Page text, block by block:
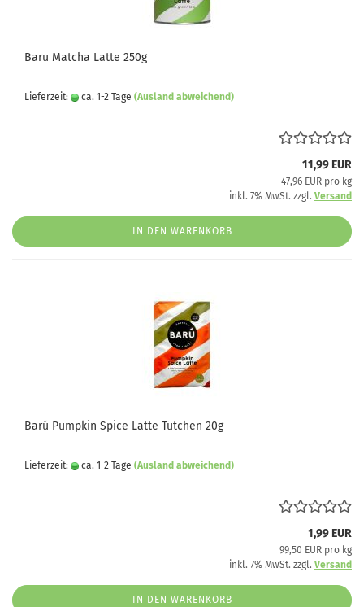
Baru Matcha Latte 250g
Lieferzeit: ca. 1-2 Tage (Ausland abweichend)
11,99 EUR
47,96 EUR pro kg
inkl. 7% MwSt. zzgl. Versand
IN DEN WARENKORB
Barú Pumpkin Spice Latte Tütchen 20g
Lieferzeit: ca. 1-2 Tage (Ausland abweichend)
1,99 EUR
99,50 EUR pro kg
inkl. 7% MwSt. zzgl. Versand
IN DEN WARENKORB